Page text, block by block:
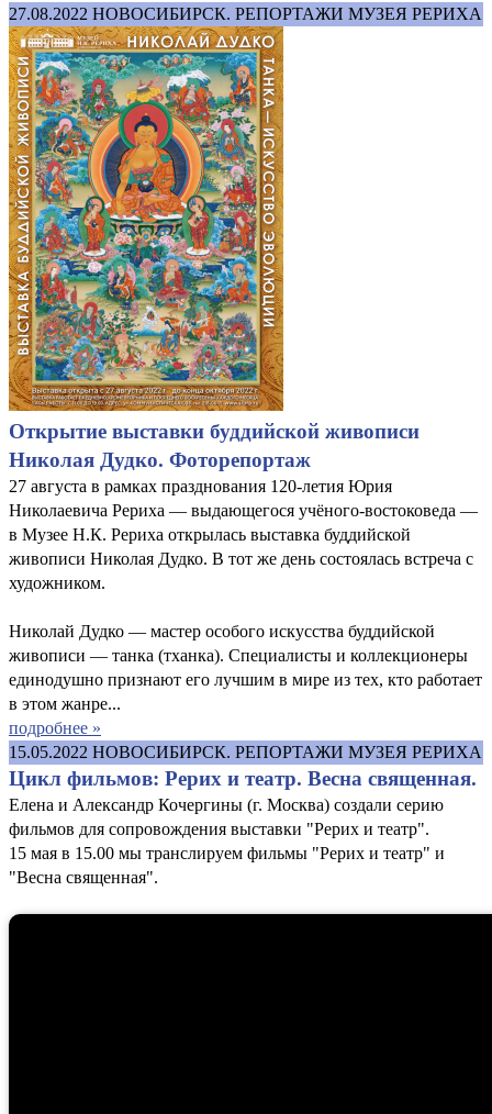
27.08.2022 НОВОСИБИРСК. РЕПОРТАЖИ МУЗЕЯ РЕРИХА
Открытие выставки буддийской живописи
Николая Дудко. Фоторепортаж
27 августа в рамках празднования 120-летия Юрия
Николаевича Рериха — выдающегося учёного-востоковеда —
в Музее Н.К. Рериха открылась выставка буддийской
живописи Николая Дудко. В тот же день состоялась встреча с
художником.
Николай Дудко — мастер особого искусства буддийской
живописи — танка (тханка). Специалисты и коллекционеры
единодушно признают его лучшим в мире из тех, кто работает
в этом жанре...
подробнее »
15.05.2022 НОВОСИБИРСК. РЕПОРТАЖИ МУЗЕЯ РЕРИХА
Цикл фильмов: Рерих и театр. Весна священная.
Елена и Александр Кочергины (г. Москва) создали серию
фильмов для сопровождения выставки "Рерих и театр".
15 мая в 15.00 мы транслируем фильмы "Рерих и театр" и
"Весна священная".